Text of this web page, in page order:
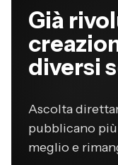
Già
diversi
Ascolta
pubblicano
meglio e